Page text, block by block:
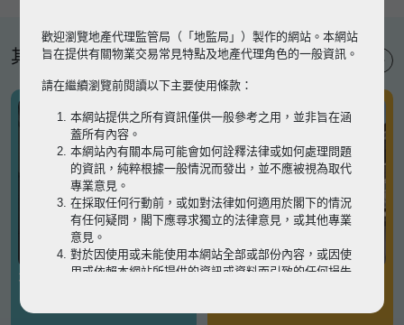
其他專題
有關凶宅
歡迎瀏覽地產代理監管局（「地監局」）製作的網站。本網站
旨在提供有關物業交易常見特點及地產代理角色的一般資訊。
請在繼續瀏覽前閱讀以下主要使用條款：
本網站提供之所有資訊僅供一般參考之用，並非旨在涵
蓋所有內容。
本網站內有關本局可能會如何詮釋法律或如何處理問題
的資訊，純粹根據一般情況而發出，並不應被視為取代
專業意見。
在採取任何行動前，或如對法律如何適用於閣下的情況
有任何疑問，閣下應尋求獨立的法律意見，或其他專業
意見。
對於因使用或未能使用本網站全部或部份內容，或因使
用或依賴本網站所提供的資訊或資料而引致的任何損失